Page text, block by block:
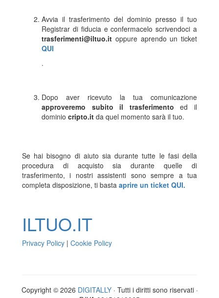
Avvia il trasferimento del dominio presso il tuo
Registrar di fiducia e confermacelo scrivendoci a
trasferimenti@iltuo.it oppure aprendo un ticket
QUI
.
Dopo aver ricevuto la tua comunicazione
approveremo subito il trasferimento ed il
dominio cripto.it da quel momento sarà il tuo.
Se hai bisogno di aiuto sia durante tutte le fasi della
procedura di acquisto sia durante quelle di
trasferimento, i nostri assistenti sono sempre a tua
completa disposizione, ti basta aprire un ticket QUI.
ILTUO.IT
Privacy Policy | Cookie Policy
Copyright © 2026 DIGITALLY· Tutti i diritti sono riservati ·